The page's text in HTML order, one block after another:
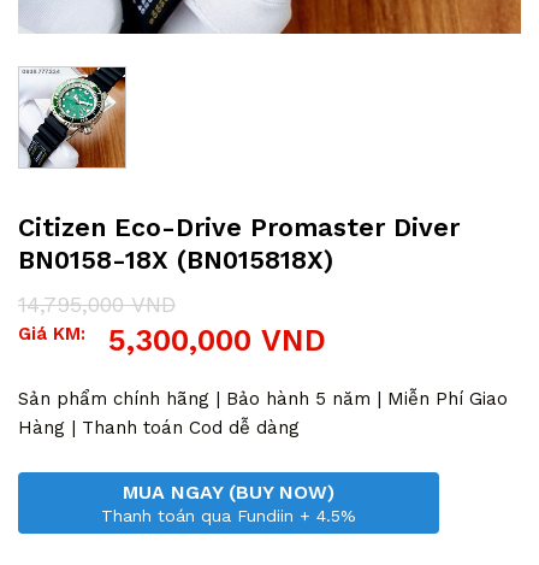
Citizen Eco-Drive Promaster Diver
BN0158-18X (BN015818X)
14,795,000VND
Giá
14,795,000 VND.
5,300,000 VND
Giá
là:
5,300,000 VND.
Giá KM:
Sản phẩm chính hãng | Bảo hành 5 năm | Miễn Phí Giao
Hàng | Thanh toán Cod dễ dàng
MUA NGAY (BUY NOW)
Thanh toán qua Fundiin + 4.5%